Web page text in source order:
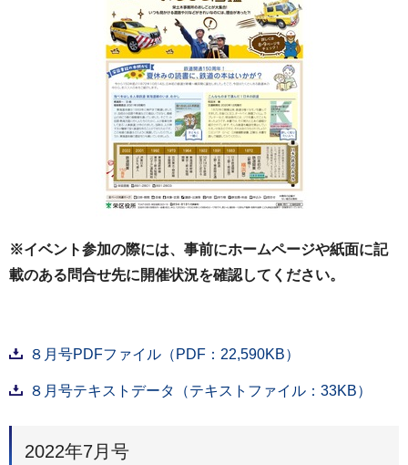
※イベント参加の際には、事前にホームページや紙面に記
載のある問合せ先に開催状況を確認してください。
８月号PDFファイル（PDF：22,590KB）
８月号テキストデータ（テキストファイル：33KB）
2022年7月号